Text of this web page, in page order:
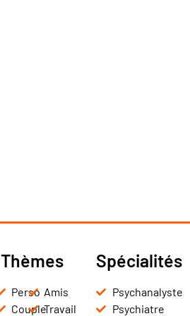
Thèmes
Perso
Couple
Amis
Travail
Spécialités
Psychanalyste
Psychiatre